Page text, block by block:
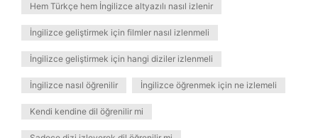
Hem Türkçe hem İngilizce altyazılı nasıl izlenir
İngilizce geliştirmek için filmler nasıl izlenmeli
İngilizce geliştirmek için hangi diziler izlenmeli
İngilizce nasıl öğrenilir İngilizce öğrenmek için ne izlemeli
Kendi kendine dil öğrenilir mi